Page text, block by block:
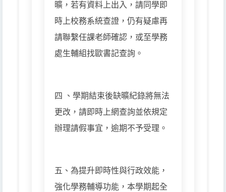
曠，若有資料上出入，請同學即
時上校務系統查證，仍有疑慮再
請聯繫任課老師確認，或至學務
處生輔組找歐書記查詢。
四 、學期結束後缺曠紀錄將無法
更改，請即時上網查詢並依規定
辦理請假事宜，逾期不予受理。
五、為提升即時性與行政效能，
強化學務輔導功能，本學期起全